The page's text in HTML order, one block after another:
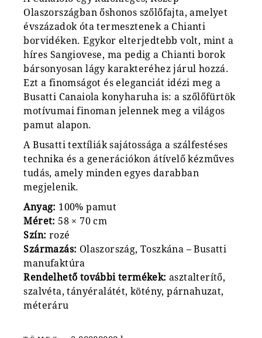
Olaszországban őshonos szőlőfajta, amelyet
évszázadok óta termesztenek a Chianti
borvidéken. Egykor elterjedtebb volt, mint a
híres Sangiovese, ma pedig a Chianti borok
bársonyosan lágy karakteréhez járul hozzá.
Ezt a finomságot és eleganciát idézi meg a
Busatti Canaiola konyharuha is: a szőlőfürtök
motívumai finoman jelennek meg a világos
pamut alapon.
A Busatti textíliák sajátossága a szálfestéses
technika és a generációkon átívelő kézműves
tudás, amely minden egyes darabban
megjelenik.
Anyag: 100% pamut
Méret: 58 × 70 cm
Szín: rozé
Származás: Olaszország, Toszkána – Busatti
manufaktúra
Rendelhető további termékek: asztalterítő,
szalvéta, tányéralátét, kötény, párnahuzat,
méteráru